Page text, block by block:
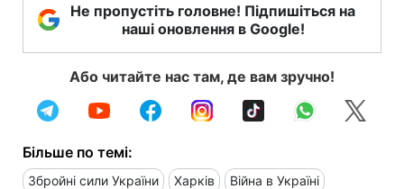
Не пропустіть головне! Підпишіться на
наші оновлення в Google!
Або читайте нас там, де вам зручно!
Більше по темі:
Збройні сили України Харків Війна в Україні